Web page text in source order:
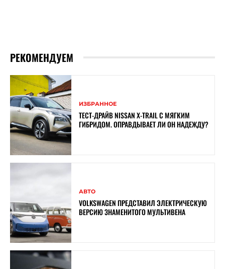
РЕКОМЕНДУЕМ
ИЗБРАННОЕ
ТЕСТ-ДРАЙВ NISSAN X-TRAIL С МЯГКИМ
ГИБРИДОМ. ОПРАВДЫВАЕТ ЛИ ОН НАДЕЖДУ?
АВТО
VOLKSWAGEN ПРЕДСТАВИЛ ЭЛЕКТРИЧЕСКУЮ
ВЕРСИЮ ЗНАМЕНИТОГО МУЛЬТИВЕНА